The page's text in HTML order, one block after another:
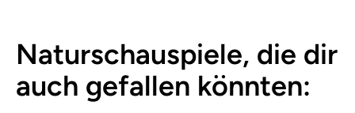
Naturschauspiele, die dir
auch gefallen könnten: